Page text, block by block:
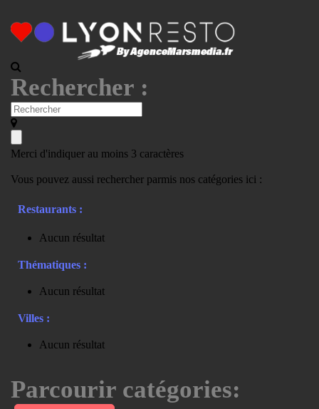
Rechercher :
Merci d'indiquer au moins 3 caractères
Vous pouvez aussi rechercher parmis nos catégories ici :
Restaurants :
Aucun résultat
Thématiques :
Aucun résultat
Villes :
Aucun résultat
Parcourir catégories: